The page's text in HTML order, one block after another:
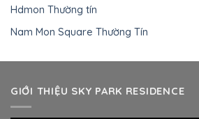
Hdmon Thường tín
Nam Mon Square Thường Tín
GIỚI THIỆU SKY PARK RESIDENCE